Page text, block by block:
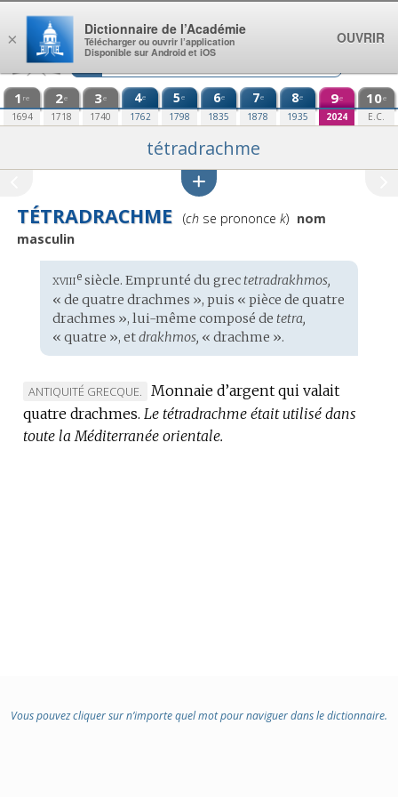
Aller au contenu
1 re
1694
2e
1718
3e
1740
4e
1762
5e
1798
6e
1835
7e
1878
8e
1935
9e
2024
10e
E.C.
tétradrachme
TÉTRADRACHME
Prononciation
(chse prononce k) nom
masculin
Étymologie
:
xviiiesiècle. Emprunté du grectetradrakhmos,
« de quatre drachmes », puis « pièce de quatre
drachmes », lui-même composé de tetra,
« quatre », etdrakhmos, « drachme ».
MARQUE
DE
DOMAINE
ANTIQUITÉ GRECQUE.
Monnaie d’argent qui valait
quatre drachmes. Le tétradrachme était utilisé dans
toute la Méditerranée orientale.
Vous pouvez cliquer sur n’importe quel mot pour naviguer dans le dictionnaire.
×
Dictionnaire de l’Académie
Télécharger ou ouvrir l’application
Disponible sur Android et iOS
OUVRIR